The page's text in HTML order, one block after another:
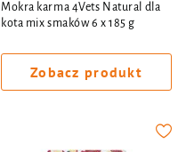
Mokra karma 4Vets Natural dla
kota mix smaków 6 x 185 g
Zobacz produkt